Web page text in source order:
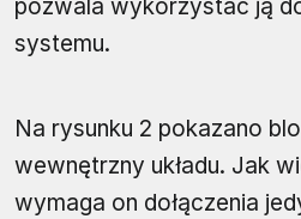
pozwala wykorzystać ją
systemu.
Na rysunku 2 pokazano
wewnętrzny układu. Jak
wymaga on dołączenia